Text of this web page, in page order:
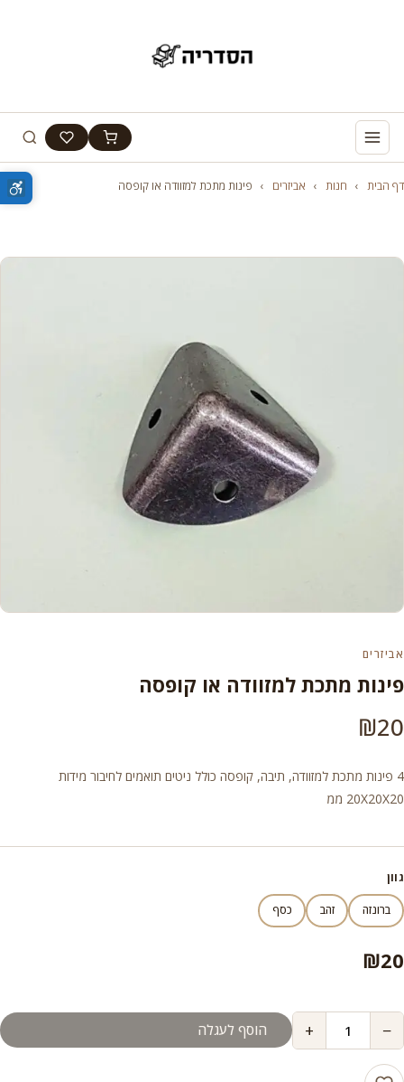
דף הבית › חנות › אביזרים › פינות מתכת למזוודה או קופסה
אביזרים
פינות מתכת למזוודה או קופסה
₪20
4 פינות מתכת למזוודה, תיבה, קופסה כולל ניטים תואמים לחיבור מידות
20X20X20 ממ
גוון
ברונזה זהב כסף
₪20
−
+ הוסף לעגלה